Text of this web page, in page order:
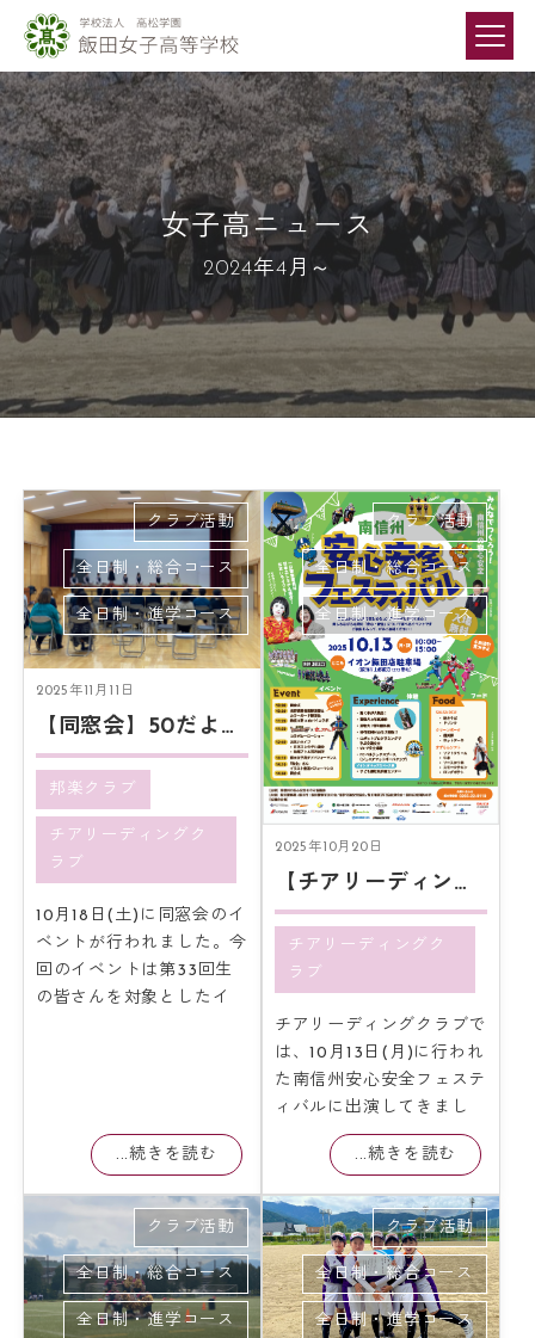
女子高ニュース
2024年4月～
2025年11月11日
【同窓会】50だよ！全員集合
クラブ活動
全日制・総合コース
全日制・進学コース
邦楽クラブ
チアリーディングク
ラブ
10月18日(土)に同窓会のイ
ベントが行われました。今
回のイベントは第33回生
の皆さんを対象としたイ
...続きを読む
2025年10月20日
【チアリーディング】安心安全フェスティバル！
クラブ活動
全日制・総合コース
全日制・進学コース
チアリーディングク
ラブ
チアリーディングクラブで
は、10月13日(月)に行われ
た南信州安心安全フェステ
ィバルに出演してきまし
...続きを読む
クラブ活動
全日制・総合コース
全日制・進学コース
クラブ活動
全日制・総合コース
全日制・進学コース